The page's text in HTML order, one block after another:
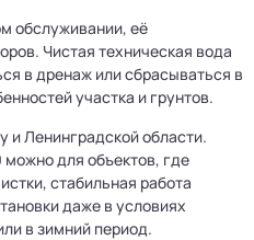
обслуживании, её
Чистая техническая вода
в дренаж или сбрасываться в
участка и грунтов.
и Ленинградской области.
можно для объектов, где
стабильная работа
даже в условиях
в зимний период.